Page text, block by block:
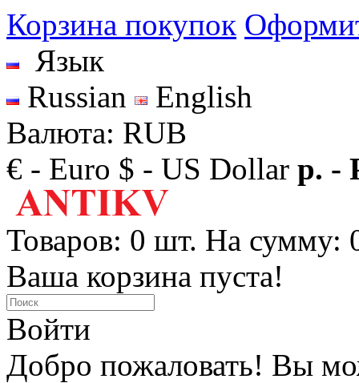
Корзина покупок
Язык
Russian
English
Валюта: RUB
€ - Euro $ - US Dollar р. -
Товаров: 0 шт. На сумму:
Ваша корзина пуста!
Войти
Добро пожаловать! Вы